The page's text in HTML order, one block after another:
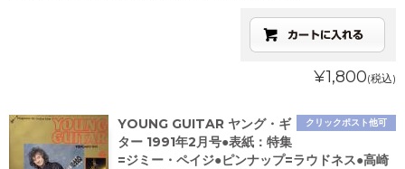
¥1,800(税込)
クリックポスト他可
YOUNG GUITAR ヤング・ギ
ター 1991年2月号●表紙：特集
=ジミー・ペイジ●ピンナップ=ラウドネス●高崎